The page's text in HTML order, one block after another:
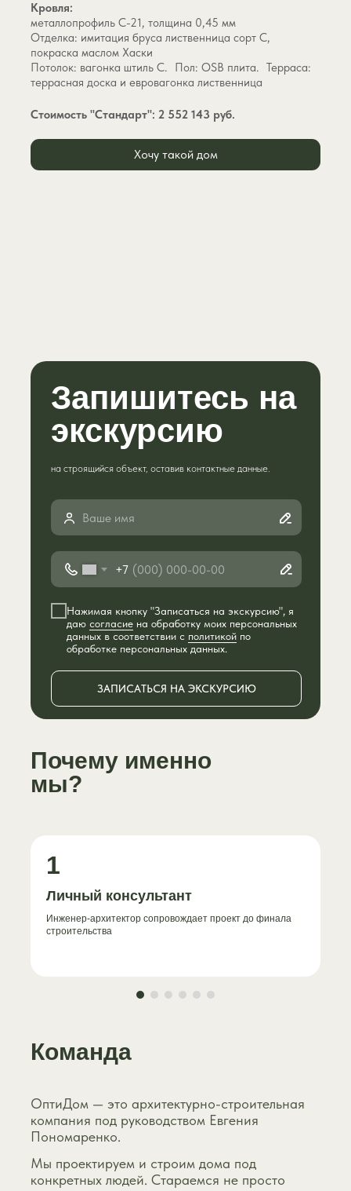
Стоимость "Стандарт": 2 552 143 руб.
Кровля:
металлопрофиль С-21, толщина 0,45 мм
Отделка: имитация бруса лиственница сорт С,
покраска маслом Хаски
Потолок: вагонка штиль С. Пол: OSB плита. Терраса:
террасная доска и евровагонка лиственница
Хочу такой дом
+7
Нажимая кнопку "Записаться на экскурсию", я
даю согласие на обработку моих персональных
данных в соответствии с политикой по
обработке персональных данных.
ЗАПИСАТЬСЯ НА ЭКСКУРСИЮ
Запишитесь на
экскурсию
на строящийся объект, оставив контактные данные.
1
Личный консультант
Инженер-архитектор сопровождает проект до финала
строительства
Почему именно
мы?
Команда
ОптиДом — это архитектурно-строительная
компания под руководством Евгения
Пономаренко.
Мы проектируем и строим дома под
конкретных людей. Стараемся не просто